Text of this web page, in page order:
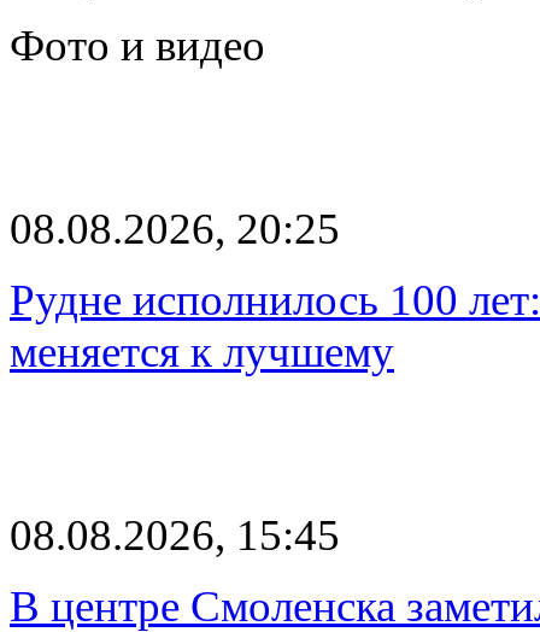
Фото и видео
08.08.2026, 20:25
Рудне исполнилось 100
меняется к лучшему
08.08.2026, 15:45
В центре Смоленска